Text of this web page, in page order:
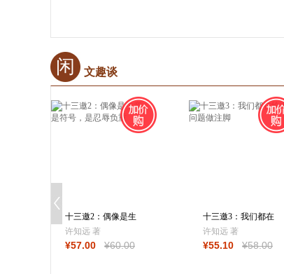
闲 文趣谈
十三邀2：偶像是生
意，是符号，是
许知远 著
¥57.00 ¥60.00
十三邀3：我们都在
给大问题做注脚
许知远 著
¥55.10 ¥58.00